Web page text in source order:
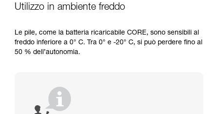
Utilizzo in ambiente freddo
Le pile, come la batteria ricaricabile CORE, sono sensibili al
freddo inferiore a 0° C. Tra 0° e -20° C, si può perdere fino al
50 % dell’autonomia.